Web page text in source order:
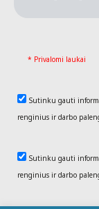
* Privalomi laukai
Sutinku gauti
renginius ir darbo
Sutinku gauti
renginius ir darbo